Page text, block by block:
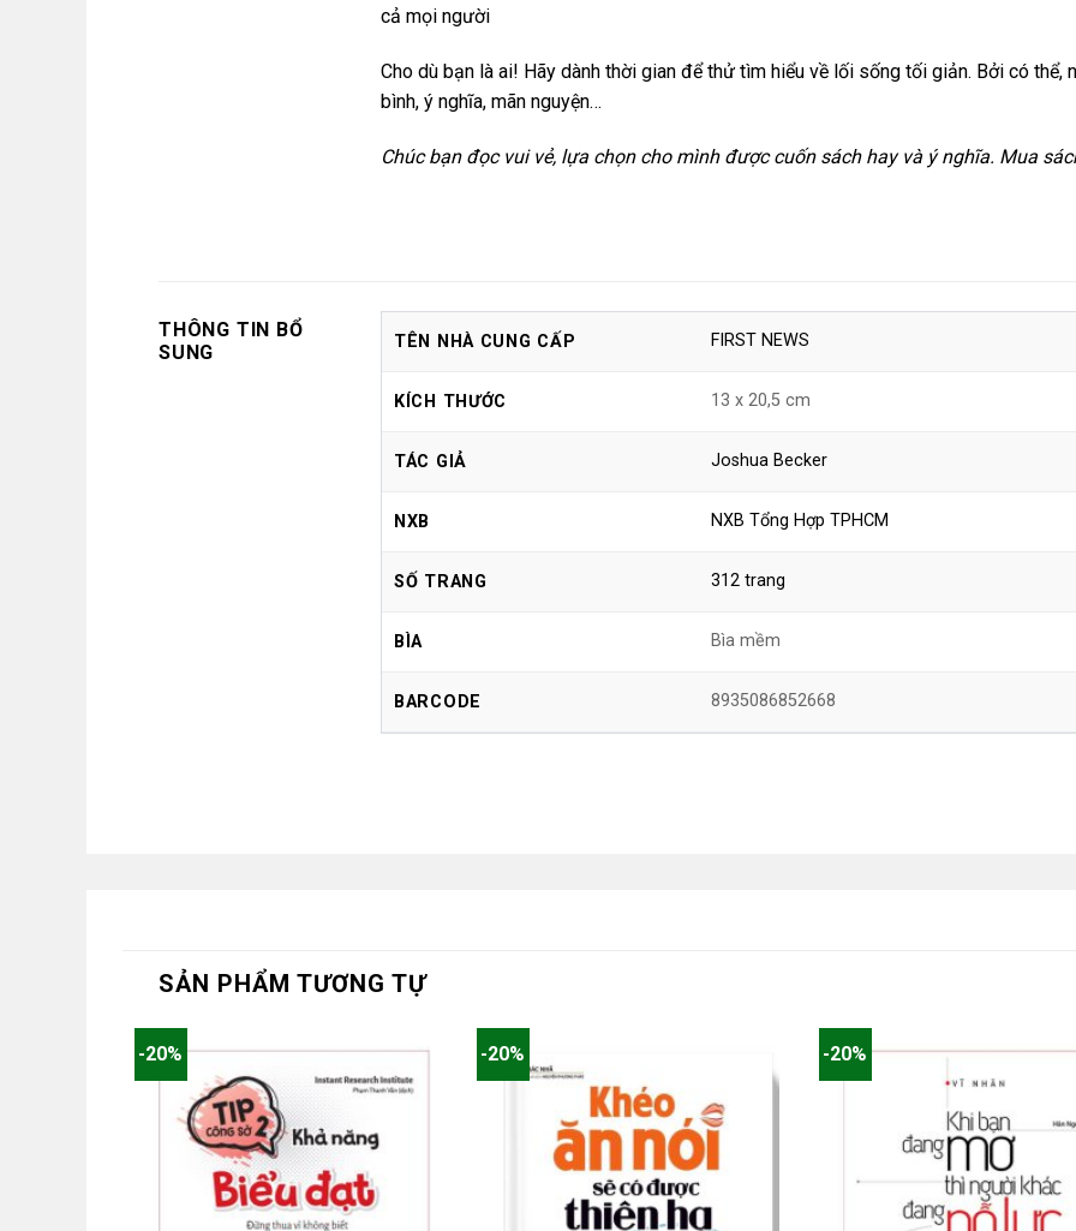
cả mọi người
Cho dù bạn là ai! Hãy dành thời gian để thử tìm hiểu về lối sống tối giản. Bởi có
bình, ý nghĩa, mãn nguyện…
Chúc bạn đọc vui vẻ, lựa chọn cho mình được cuốn sách hay và ý nghĩa. Mua
THÔNG TIN BỔ
SUNG
TÊN NHÀ CUNG CẤP FIRST NEWS
KÍCH THƯỚC 13 x 20,5 cm
TÁC GIẢ Joshua Becker
NXB NXB Tổng Hợp TPHCM
SỐ TRANG 312 trang
BÌA Bìa mềm
BARCODE 8935086852668
SẢN PHẨM TƯƠNG TỰ
-20% -20% -20%